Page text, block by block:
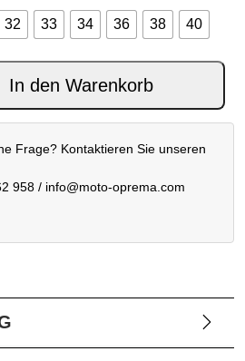
32 33 34 36 38 40
SHORTS BLAU GEBRAUCHT
In den Warenkorb
Frage? Kontaktieren Sie unseren
958/ info@moto-oprema.com